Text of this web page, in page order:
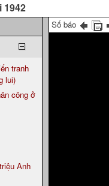
1942
tranh
lui)
công ở
Anh
Số báo